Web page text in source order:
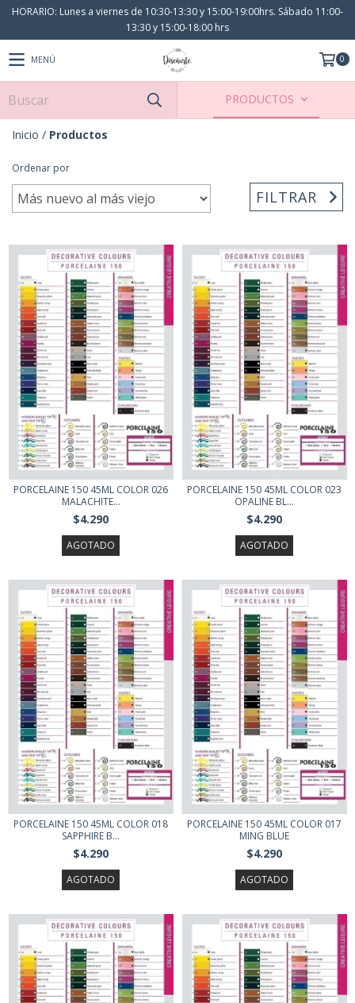
HORARIO: Lunes a viernes de 10:30-13:30 y 15:00-19:00hrs. Sábado 11:00-
13:30 y 15:00-18:00 hrs
MENÚ 0
PRODUCTOS
Inicio / Productos
Ordenar por
FILTRAR
PORCELAINE 150 45ML COLOR 026
MALACHITE...
$4.290
AGOTADO
PORCELAINE 150 45ML COLOR 023
OPALINE BL...
$4.290
AGOTADO
PORCELAINE 150 45ML COLOR 018
SAPPHIRE B...
$4.290
AGOTADO
PORCELAINE 150 45ML COLOR 017
MING BLUE
$4.290
AGOTADO